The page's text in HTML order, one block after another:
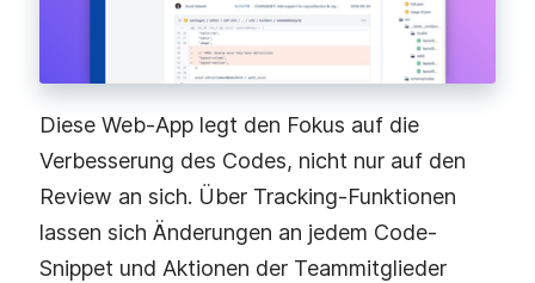
Diese Web-App legt den Fokus auf die
Verbesserung des Codes, nicht nur auf den
Review an sich. Über Tracking-Funktionen
lassen sich Änderungen an jedem Code-
Snippet und Aktionen der Teammitglieder